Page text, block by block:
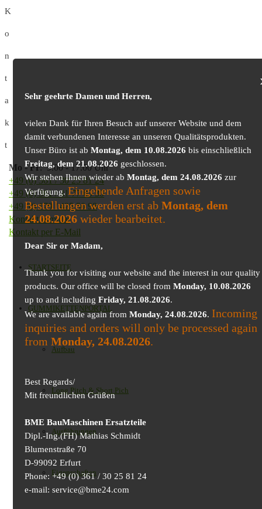
K
o
n
t
a
k
t
Mo -Fr: 9.00 - 17.00 Uhr
+49 (0) 361 / 30 25 81 24
+49 (0) 361 / 41 77 03 30
+49 (0) 179 / 425 50 98
Kontaktformular
Kontakt per E-Mail
STARTSEITE
GUMMIKETTENPORTAL
Aufbau
Long Pitch & Short Pich
Ausführungen
Eigenschaften
Sehr geehrte Damen und Herren,
vielen Dank für Ihren Besuch auf unserer Website und dem
damit verbundenen Interesse an unseren Qualitätsprodukten.
Unser Büro ist abMontag, dem 10.08.2026 bis einschließlich
Freitag, dem 21.08.2026 geschlossen.
Wir stehen Ihnen wieder abMontag, dem 24.08.2026 zur
Verfügung.Eingehende Anfragen sowie
Bestellungen werden erst abMontag, dem
24.08.2026 wieder bearbeitet.
Dear Sir or Madam,
Thank you for visiting our website and the interest in our quality
products. Our office will be closed fromMonday, 10.08.2026
up to and includingFriday, 21.08.2026.
We are available again fromMonday, 24.08.2026. Incoming
inquiries and orders will only be processed again
fromMonday, 24.08.2026.
Best Regards/
Mit freundlichen Grüßen
BME BauMaschinen Ersatzteile
Dipl.-Ing.(FH) Mathias Schmidt
Blumenstraße 70
D-99092 Erfurt
Phone: +49 (0) 361 / 30 25 81 24
e-mail: service@bme24.com